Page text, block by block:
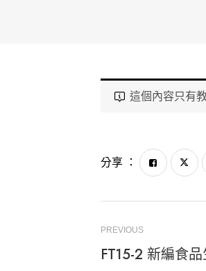
這個內容只有
分享 ：
PREVIOUS
FT15-2 新編食